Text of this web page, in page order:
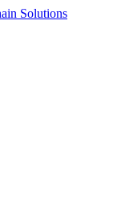
Solutions